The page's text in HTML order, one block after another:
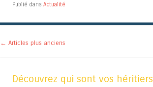
Publié dans Actualité
Navigation des articles
← Articles plus anciens
Découvrez qui sont vos héritiers